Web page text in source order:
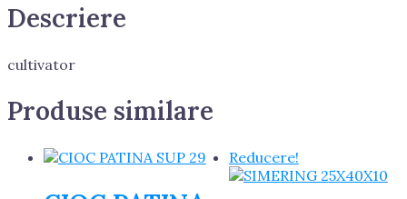
Descriere
cultivator
Produse similare
Reducere!